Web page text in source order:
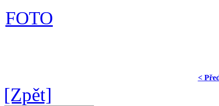
FOTO
<
[Zpět]